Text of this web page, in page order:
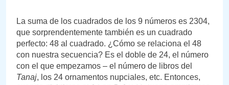
La suma de los cuadrados de los 9 números es 2304,
que sorprendentemente también es un cuadrado
perfecto: 48 al cuadrado. ¿Cómo se relaciona el 48
con nuestra secuencia? Es el doble de 24, el número
con el que empezamos – el número de libros del
Tanaj, los 24 ornamentos nupciales, etc. Entonces,